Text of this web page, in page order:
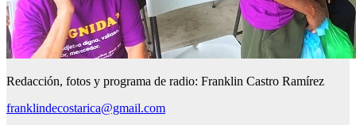
Redacción, fotos y programa de radio: Franklin Castro Ramírez
franklindecostarica@gmail.com